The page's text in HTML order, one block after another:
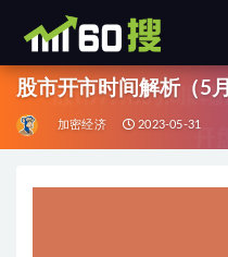
股市开市时间解析（5
加密经济 2023-05-31